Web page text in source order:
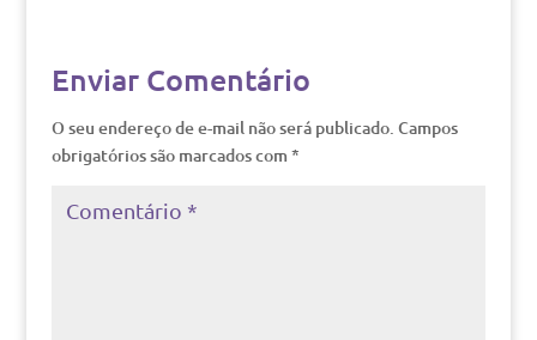
Enviar Comentário
O seu endereço de e-mail não será publicado. Campos
obrigatórios são marcados com *